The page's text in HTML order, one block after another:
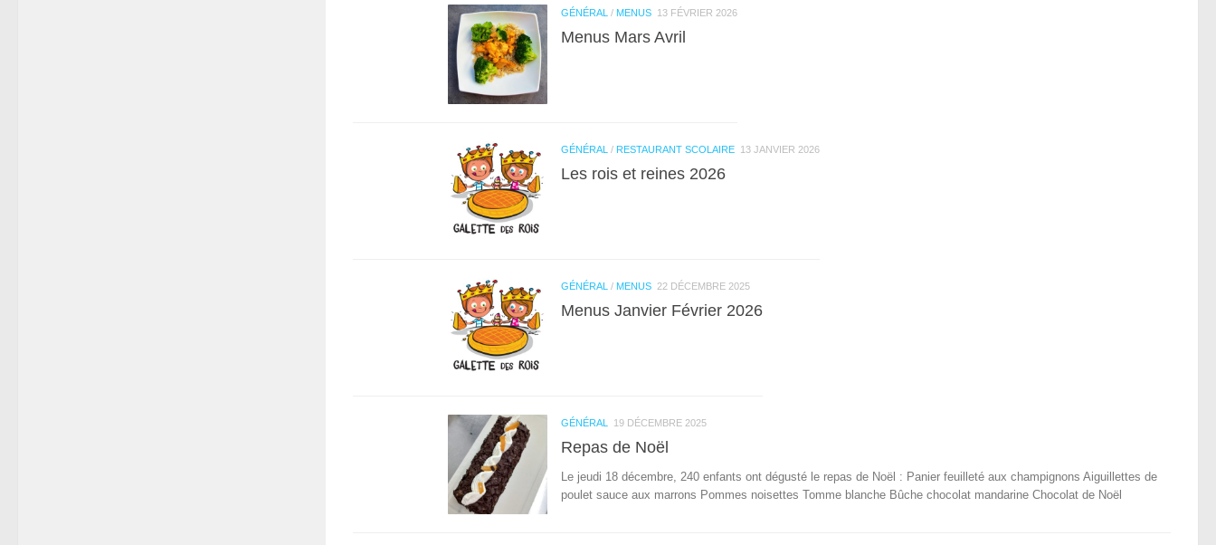
GÉNÉRAL / MENUS 13 FÉVRIER 2026
Menus Mars Avril
GÉNÉRAL / RESTAURANT SCOLAIRE 13 JANVIER 2026
Les rois et reines 2026
GÉNÉRAL / MENUS 22 DÉCEMBRE 2025
Menus Janvier Février 2026
GÉNÉRAL 19 DÉCEMBRE 2025
Repas de Noël
Le jeudi 18 décembre, 240 enfants ont dégusté le repas de Noël : Panier feuilleté aux champignons Aiguillettes de
poulet sauce aux marrons Pommes noisettes Tomme blanche Bûche chocolat mandarine Chocolat de Noël